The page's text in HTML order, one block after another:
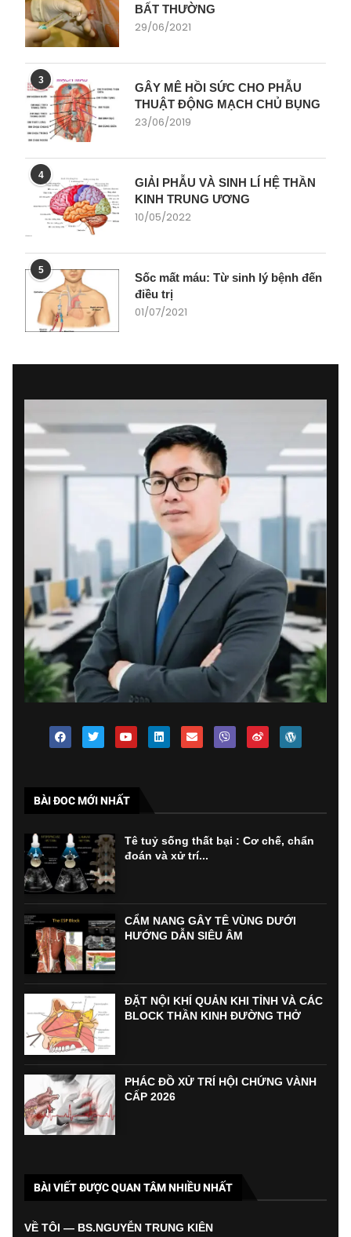
BẤT THƯỜNG
29/06/2021
3
GÂY MÊ HỒI SỨC CHO PHẪU
THUẬT ĐỘNG MẠCH CHỦ BỤNG
23/06/2019
4
GIẢI PHẪU VÀ SINH LÍ HỆ THẦN
KINH TRUNG ƯƠNG
10/05/2022
5
Sốc mất máu: Từ sinh lý bệnh đến
điều trị
01/07/2021
BÀI ĐOC MỚI NHẤT
Tê tuỷ sống thất bại : Cơ chế, chẩn
đoán và xử trí...
CẨM NANG GÂY TÊ VÙNG DƯỚI
HƯỚNG DẪN SIÊU ÂM
ĐẶT NỘI KHÍ QUẢN KHI TỈNH VÀ CÁC
BLOCK THẦN KINH ĐƯỜNG THỞ
PHÁC ĐỒ XỬ TRÍ HỘI CHỨNG VÀNH
CẤP 2026
BÀI VIẾT ĐƯỢC QUAN TÂM NHIỀU NHẤT
VỀ TÔI — BS.NGUYỄN TRUNG KIÊN